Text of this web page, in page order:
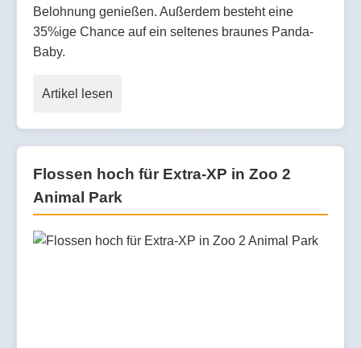
Belohnung genießen. Außerdem besteht eine
35%ige Chance auf ein seltenes braunes Panda-
Baby.
Artikel lesen
Flossen hoch für Extra-XP in Zoo 2
Animal Park